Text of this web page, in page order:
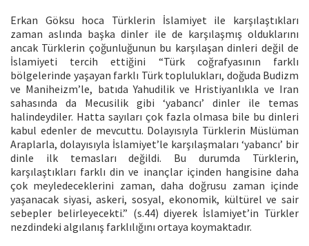
Erkan Göksu hoca Türklerin İslamiyet ile karşılaştıkları
zaman aslında başka dinler ile de karşılaşmış olduklarını
ancak Türklerin çoğunluğunun bu karşılaşan dinleri değil de
İslamiyeti tercih ettiğini “Türk coğrafyasının farklı
bölgelerinde yaşayan farklı Türk toplulukları, doğuda Budizm
ve Maniheizm’le, batıda Yahudilik ve Hristiyanlıkla ve Iran
sahasında da Mecusilik gibi ‘yabancı’ dinler ile temas
halindeydiler. Hatta sayıları çok fazla olmasa bile bu dinleri
kabul edenler de mevcuttu. Dolayısıyla Türklerin Müslüman
Araplarla, dolayısıyla İslamiyet’le karşılaşmaları ‘yabancı’ bir
dinle ilk temasları değildi. Bu durumda Türklerin,
karşılaştıkları farklı din ve inançlar içinden hangisine daha
çok meyledeceklerini zaman, daha doğrusu zaman içinde
yaşanacak siyasi, askeri, sosyal, ekonomik, kültürel ve sair
sebepler belirleyecekti.” (s.44) diyerek İslamiyet’in Türkler
nezdindeki algılanış farklılığını ortaya koymaktadır.